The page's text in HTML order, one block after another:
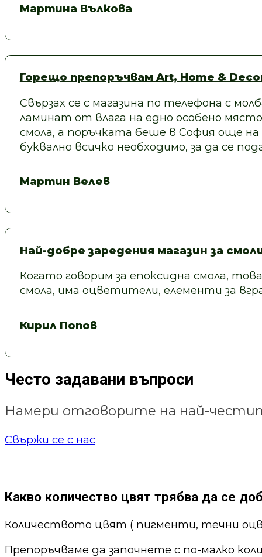
Мартина Вълкова
Горещо препоръчвам Art, Home &
Свързах се с магазина по телефона с
ламинат от влага на едно особено
смола, а поръчката беше в София още
буквално всичко необходимо, за да се
Мартин Велев
Най-добре заредения магазин за
Когато говорим за епоксидна смола,
смола, има оцветители, елементи за
Кирил Попов
Често задавани въпроси
Намери отговорите на най-
Свържи се с нас
Какво количество цвят трябва да се
Количеството цвят ( пигменти, течни
Препоръчваме да започнете с по-малко